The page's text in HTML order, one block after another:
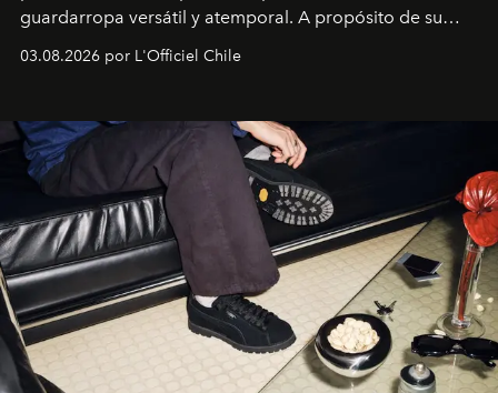
guardarropa versátil y atemporal. A propósito de su
lanzamiento, los fundadores de la firma neoyorquina y
la asesora creativa y jefa de diseño global de la marca
y la filosofía detrás de la propuesta.
03.08.2026 por L'Officiel Chile